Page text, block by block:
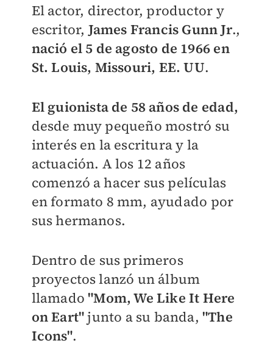
El actor, director, productor y
escritor, James Francis Gunn Jr.,
nació el 5 de agosto de 1966 en
St. Louis, Missouri, EE. UU.
El guionista de 58 años de edad,
desde muy pequeño mostró su
interés en la escritura y la
actuación. A los 12 años
comenzó a hacer sus películas
en formato 8 mm, ayudado por
sus hermanos.
Dentro de sus primeros
proyectos lanzó un álbum
llamado"Mom, We Like It Here
on Eart"junto a su banda, "The
Icons".